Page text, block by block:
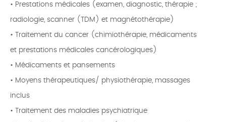
• Prestations médicales (examen, diagnostic, thérapie ;
radiologie, scanner (TDM) et magnétothérapie)
• Traitement du cancer (chimiothérapie, médicaments
et prestations médicales cancérologiques)
• Médicaments et pansements
• Moyens thérapeutiques/ physiothérapie, massages
inclus
• Traitement des maladies psychiatrique